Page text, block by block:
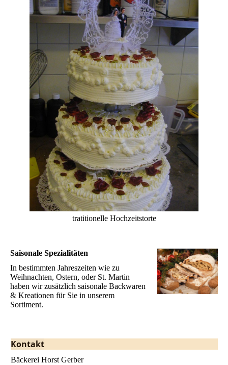
tratitionelle Hochzeitstorte
Saisonale Spezialitäten
In bestimmten Jahreszeiten wie zu
Weihnachten, Ostern, oder St. Martin
haben wir zusätzlich saisonale Backwaren
& Kreationen für Sie in unserem
Sortiment.
Kontakt
Bäckerei Horst Gerber